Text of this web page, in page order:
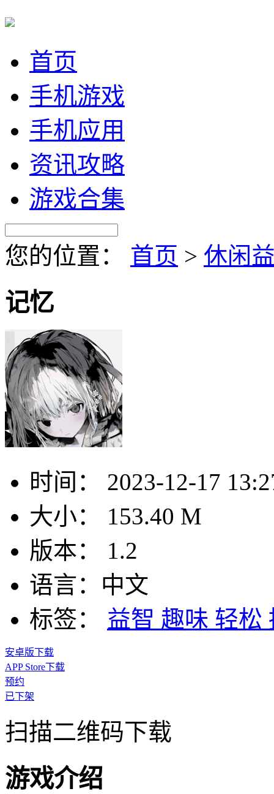
首页
手机游戏
手机应用
资讯攻略
游戏合集
您的位置： 首页 > 休闲
记忆
时间：
2023-12-17
大小：
153.40 M
版本：
1.2
语言： 中文
标签：
益智 趣味 轻松
安卓版下载
APP Store下载
预约
已下架
扫描二维码下载
游戏介绍